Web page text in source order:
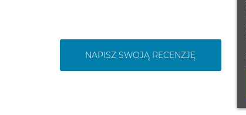
NAPISZ SWOJĄ RECENZJĘ